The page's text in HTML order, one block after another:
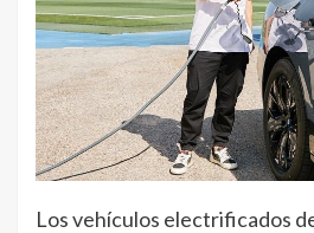
Los vehículos electrificados